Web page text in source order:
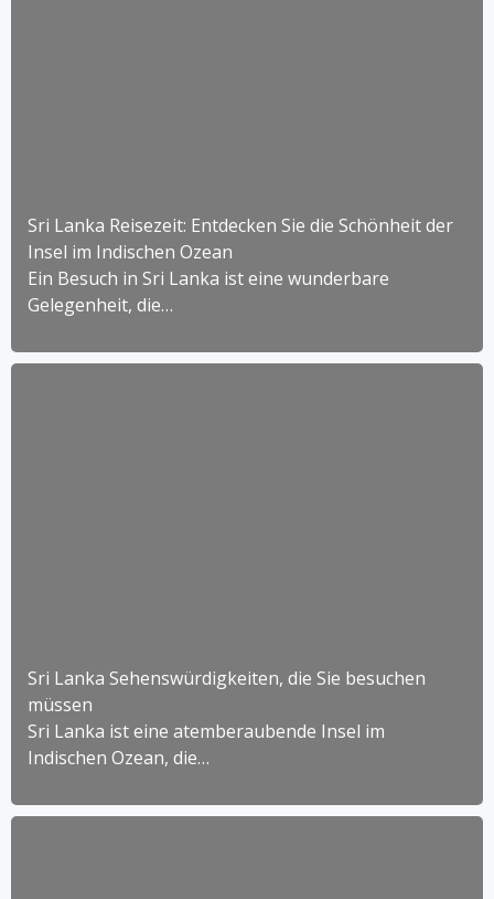
Sri Lanka Reisezeit: Entdecken Sie die Schönheit der
Insel im Indischen Ozean
Ein Besuch in Sri Lanka ist eine wunderbare
Gelegenheit, die…
Sri Lanka Sehenswürdigkeiten, die Sie besuchen
müssen
Sri Lanka ist eine atemberaubende Insel im
Indischen Ozean, die…